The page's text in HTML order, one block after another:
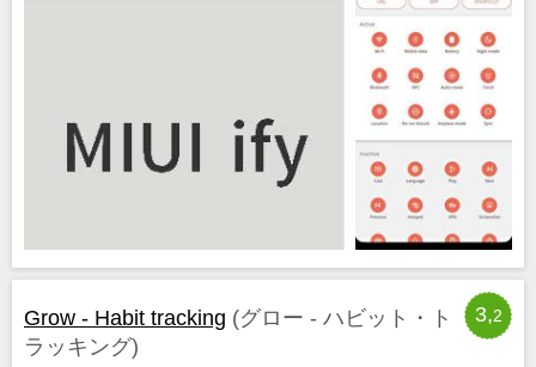
3,2
Grow - Habit tracking (グロー - ハビット・ト
ラッキング)